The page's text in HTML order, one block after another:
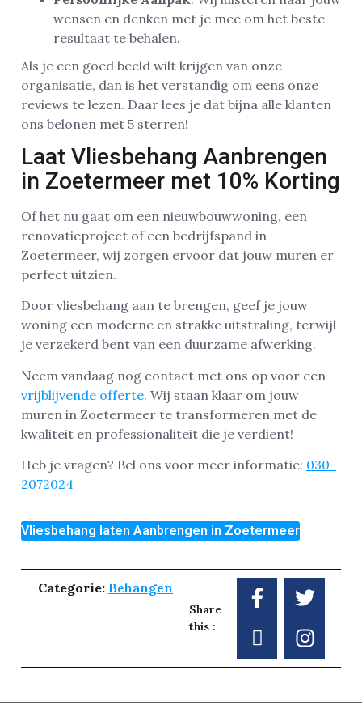
wensen en denken met je mee om het beste
resultaat te behalen.
Als je een goed beeld wilt krijgen van onze
organisatie, dan is het verstandig om eens onze
reviews te lezen. Daar lees je dat bijna alle klanten
ons belonen met 5 sterren!
Laat Vliesbehang Aanbrengen
in Zoetermeer met 10% Korting
Of het nu gaat om een nieuwbouwwoning, een
renovatieproject of een bedrijfspand in
Zoetermeer, wij zorgen ervoor dat jouw muren er
perfect uitzien.
Door vliesbehang aan te brengen, geef je jouw
woning een moderne en strakke uitstraling, terwijl
je verzekerd bent van een duurzame afwerking.
Neem vandaag nog contact met ons op voor een
vrijblijvende offerte. Wij staan klaar om jouw
muren in Zoetermeer te transformeren met de
kwaliteit en professionaliteit die je verdient!
Heb je vragen? Bel ons voor meer informatie: 030-
2072024
Vliesbehang laten Aanbrengen in Zoetermeer
Categorie: Behangen
Share
this :